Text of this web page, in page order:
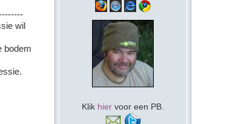
wil
bodem
Klik hier voor een PB.